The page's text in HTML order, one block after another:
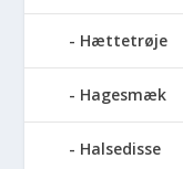
Hættetrøje
Hagesmæk
Halsedisse